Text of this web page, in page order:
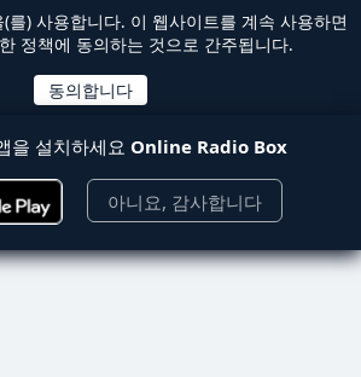
(를) 사용합니다. 이 웹사이트를 계속 사용하면
정책에 동의하는 것으로 간주됩니다.
을 설치하세요 Online Radio Box
아니요, 감사합니다